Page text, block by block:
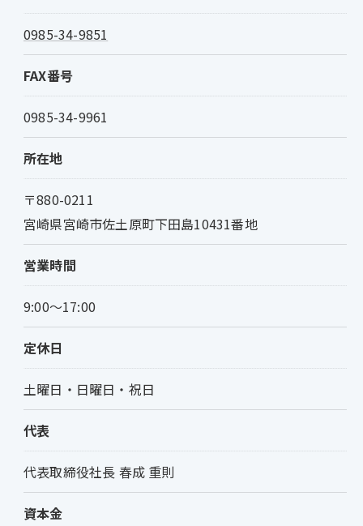
0985-34-9851
FAX番号
0985-34-9961
所在地
〒880-0211
宮崎県宮崎市佐土原町下田島10431番地
営業時間
9:00～17:00
定休日
土曜日・日曜日・祝日
代表
代表取締役社長 春成 重則
資本金